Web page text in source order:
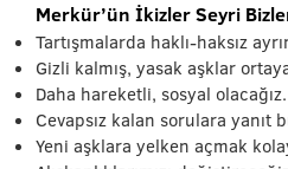
Merkür’ün İkizler Seyri
Tartışmalarda haklı-haksız
Gizli kalmış, yasak aşklar
Daha hareketli, sosyal olacağız.
Cevapsız kalan sorulara yanıt
Yeni aşklara yelken açmak